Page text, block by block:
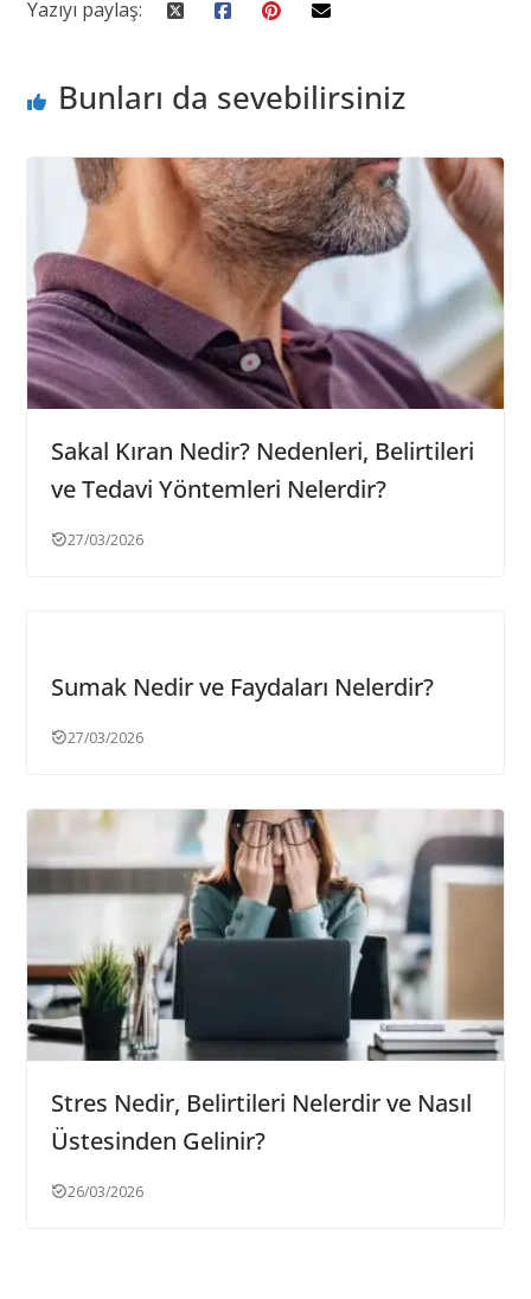
Yazıyı paylaş:
Bunları da sevebilirsiniz
Sakal Kıran Nedir? Nedenleri, Belirtileri
ve Tedavi Yöntemleri Nelerdir?
27/03/2026
Sumak Nedir ve Faydaları Nelerdir?
27/03/2026
Stres Nedir, Belirtileri Nelerdir ve Nasıl
Üstesinden Gelinir?
26/03/2026